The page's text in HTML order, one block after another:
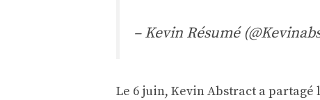
– Kevin Résumé
Le 6 juin, Kevin Abstract a